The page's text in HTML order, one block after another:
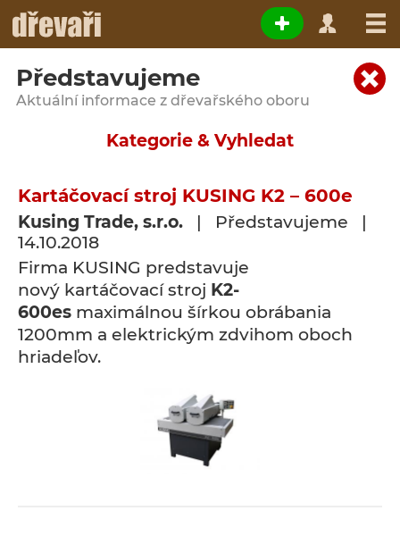
Představujeme
Aktuální informace z dřevařského oboru
Kategorie & Vyhledat
Kartáčovací stroj KUSING K2 – 600e
Kusing Trade, s.r.o. | Představujeme |
14.10.2018
Firma KUSING predstavuje
nový kartáčovací stroj K2-
600es maximálnou šírkou obrábania
1200mm a elektrickým zdvihom oboch
hriadeľov.